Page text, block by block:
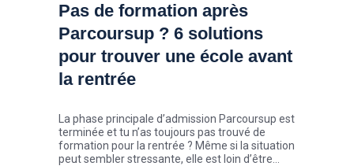
Pas de formation après
Parcoursup ? 6 solutions
pour trouver une école avant
la rentrée
La phase principale d’admission Parcoursup est
terminée et tu n’as toujours pas trouvé de
formation pour la rentrée ? Même si la situation
peut sembler stressante, elle est loin d’être